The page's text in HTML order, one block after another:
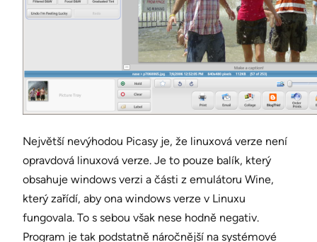
Největší nevýhodou Picasy je, že linuxová verze není
opravdová linuxová verze. Je to pouze balík, který
obsahuje windows verzi a části z emulátoru Wine,
který zařídí, aby ona windows verze v Linuxu
fungovala. To s sebou však nese hodně negativ.
Program je tak podstatně náročnější na systémové